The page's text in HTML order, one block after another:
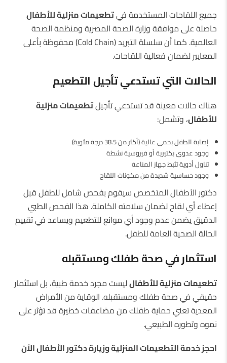
جميع اللقاحات المستخدمة فيتطعيمات منزلية للأطفال
حاصلة على موافقة وزارة الصحة المصرية ومنظمة الصحة
العالمية. كما أن سلسلة التبريد (Cold Chain) محفوظة بأعلى
المعايير لضمان فعالية اللقاحات.
الحالات التي تستدعي تأجيل التطعيم
هناك حالات معينة قد تستدعي تأجيلتطعيمات منزلية
للأطفال، وتشمل:
إصابة الطفل بحمى عالية (أكثر من 38.5 درجة مئوية)
وجود عدوى بكتيرية أو فيروسية نشطة
تناول أدوية تثبط جهاز المناعة
وجود حساسية شديدة من مكونات اللقاح
دكتور الأطفال المتخصص سيقوم بفحص شامل للطفل قبل
إعطاء أي لقاح لضمان سلامته الكاملة. هذا الفحص الطبي
الدقيق يضمن عدم وجود أي موانع للتطعيم ويساعد في تقييم
الحالة الصحية العامة للطفل.
استثمار في صحة طفلك ومستقبله
تطعيمات منزلية للأطفالليست مجرد خدمة طبية، بل استثمار
حقيقي في صحة طفلك ومستقبله. الوقاية من الأمراض
المعدية تعني حماية طفلك من مضاعفات خطيرة قد تؤثر على
نموه وتطوره الطبيعي.
احجز خدمة التطعيمات المنزلية وزيارة دكتور الأطفال الآن